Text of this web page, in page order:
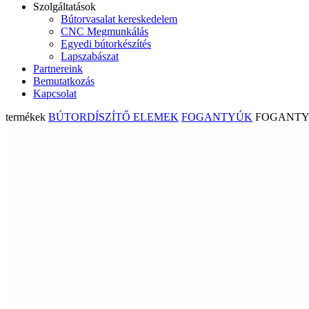
Szolgáltatások
Bútorvasalat kereskedelem
CNC Megmunkálás
Egyedi bútorkészítés
Lapszabászat
Partnereink
Bemutatkozás
Kapcsolat
termékek BÚTORDÍSZÍTŐ ELEMEK FOGANTYÚK